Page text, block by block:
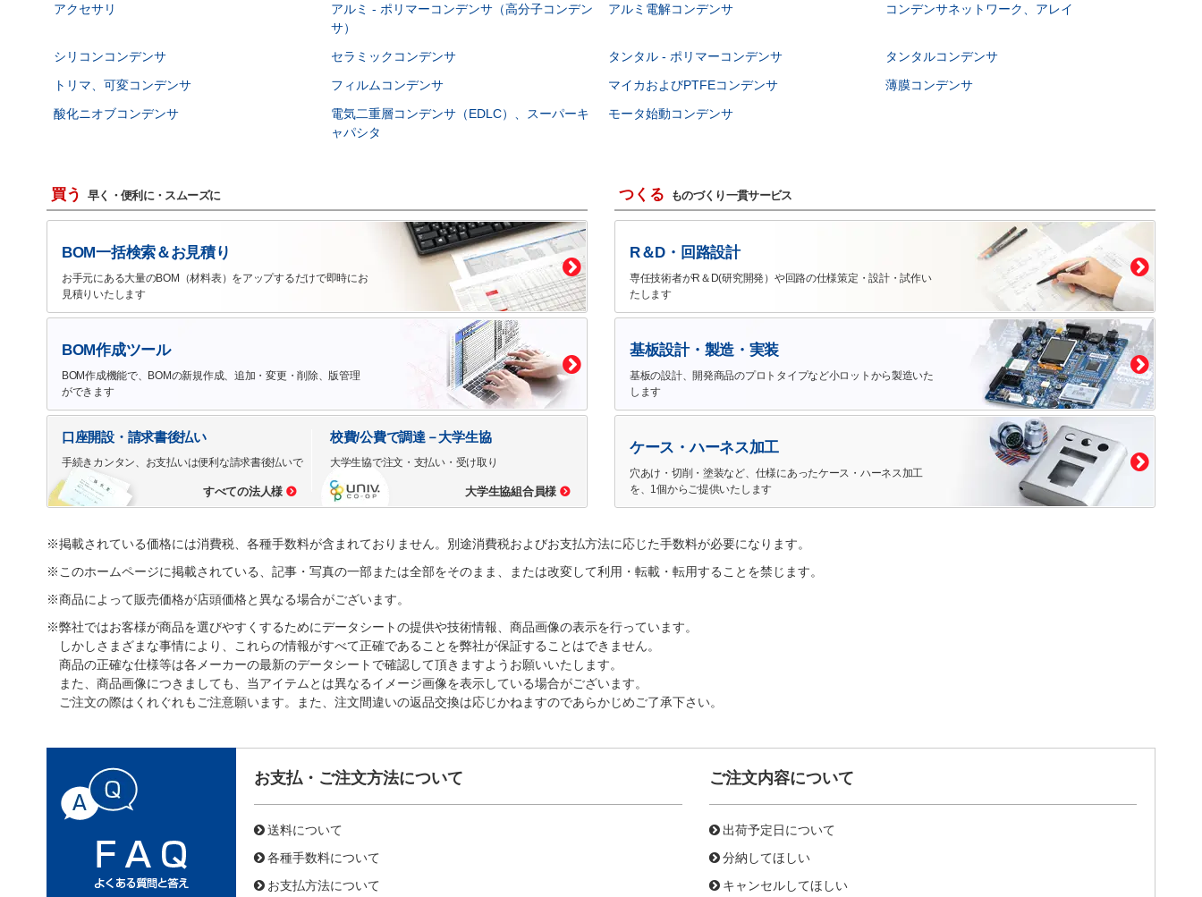
アクセサリ
アルミ - ポリマーコンデンサ（高分子コンデン
サ）
アルミ電解コンデンサ コンデンサネットワーク、アレイ
シリコンコンデンサ セラミックコンデンサ タンタル - ポリマーコンデンサ
タンタルコンデンサ
トリマ、可変コンデンサ
フィルムコンデンサ マイカおよびPTFEコンデンサ
薄膜コンデンサ
酸化ニオブコンデンサ
電気二重層コンデンサ（EDLC）、スーパーキ
ャパシタ
モータ始動コンデンサ
買う 早く・便利に・スムーズに
BOM一括検索＆お見積り
お手元にある大量のBOM（材料表）をアップするだけで即時にお
見積りいたします
BOM作成ツール
BOM作成機能で、BOMの新規作成、追加・変更・削除、版管理
ができます
口座開設・請求書後払い
手続きカンタン、お支払いは便利な請求書後払いで
すべての法人様
校費/公費で調達－大学生協
大学生協で注文・支払い・受け取り
大学生協組合員様
つくる ものづくり一貫サービス
R＆D・回路設計
専任技術者がR＆D(研究開発）や回路の仕様策定・設計・試作い
たします
基板設計・製造・実装
基板の設計、開発商品のプロトタイプなど小ロットから製造いた
します
ケース・ハーネス加工
穴あけ・切削・塗装など、仕様にあったケース・ハーネス加工
を、1個からご提供いたします
※掲載されている価格には消費税、各種手数料が含まれておりません。別途消費税およびお支払方法に応じた手数料が必要になります。
※このホームページに掲載されている、記事・写真の一部または全部をそのまま、または改変して利用・転載・転用することを禁じます。
※商品によって販売価格が店頭価格と異なる場合がございます。
※弊社ではお客様が商品を選びやすくするためにデータシートの提供や技術情報、商品画像の表示を行っています。
しかしさまざまな事情により、これらの情報がすべて正確であることを弊社が保証することはできません。
商品の正確な仕様等は各メーカーの最新のデータシートで確認して頂きますようお願いいたします。
また、商品画像につきましても、当アイテムとは異なるイメージ画像を表示している場合がございます。
ご注文の際はくれぐれもご注意願います。また、注文間違いの返品交換は応じかねますのであらかじめご了承下さい。
お支払・ご注文方法について
送料について
各種手数料について
お支払方法について
ご注文内容について
出荷予定日について
分納してほしい
キャンセルしてほしい